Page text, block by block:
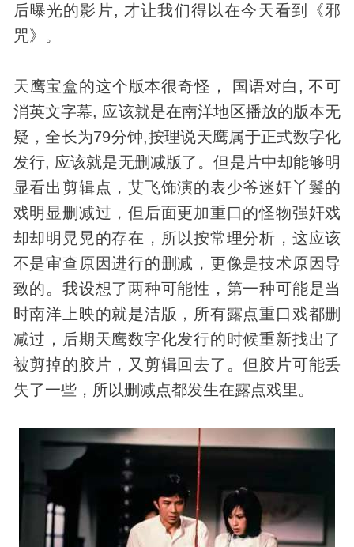
后曝光的影片, 才让我们得以在今天看到《邪
咒》。
天鹰宝盒的这个版本很奇怪， 国语对白, 不可
消英文字幕, 应该就是在南洋地区播放的版本无
疑，全长为79分钟,按理说天鹰属于正式数字化
发行, 应该就是无删减版了。但是片中却能够明
显看出剪辑点，艾飞饰演的表少爷迷奸丫鬟的
戏明显删减过，但后面更加重口的怪物强奸戏
却却明晃晃的存在，所以按常理分析，这应该
不是审查原因进行的删减，更像是技术原因导
致的。我设想了两种可能性，第一种可能是当
时南洋上映的就是洁版，所有露点重口戏都删
减过，后期天鹰数字化发行的时候重新找出了
被剪掉的胶片，又剪辑回去了。但胶片可能丢
失了一些，所以删减点都发生在露点戏里。